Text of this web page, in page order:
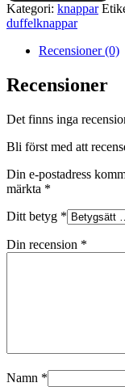
Kategori: knappar
duffelknappar
Recensioner (0)
Recensioner
Det finns inga
Bli först med att
Din e-postadress
märkta *
Ditt betyg *
Din recension *
Namn *